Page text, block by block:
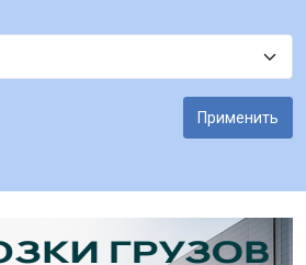
Применить